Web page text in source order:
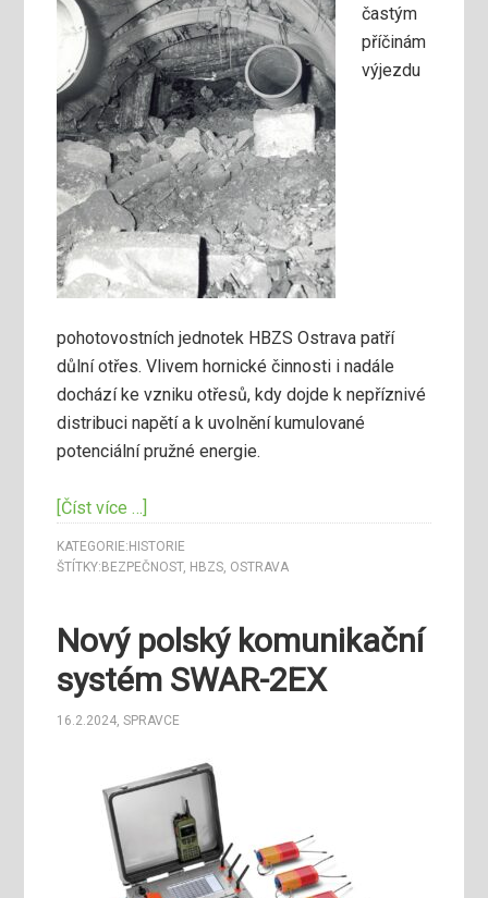
častým
příčinám
výjezdu
pohotovostních jednotek HBZS Ostrava patří
důlní otřes. Vlivem hornické činnosti i nadále
dochází ke vzniku otřesů, kdy dojde k nepříznivé
distribuci napětí a k uvolnění kumulované
potenciální pružné energie.
[Číst více …]
KATEGORIE: HISTORIE
ŠTÍTKY: BEZPEČNOST, HBZS, OSTRAVA
Nový polský komunikační
systém SWAR-2EX
16.2.2024,SPRAVCE